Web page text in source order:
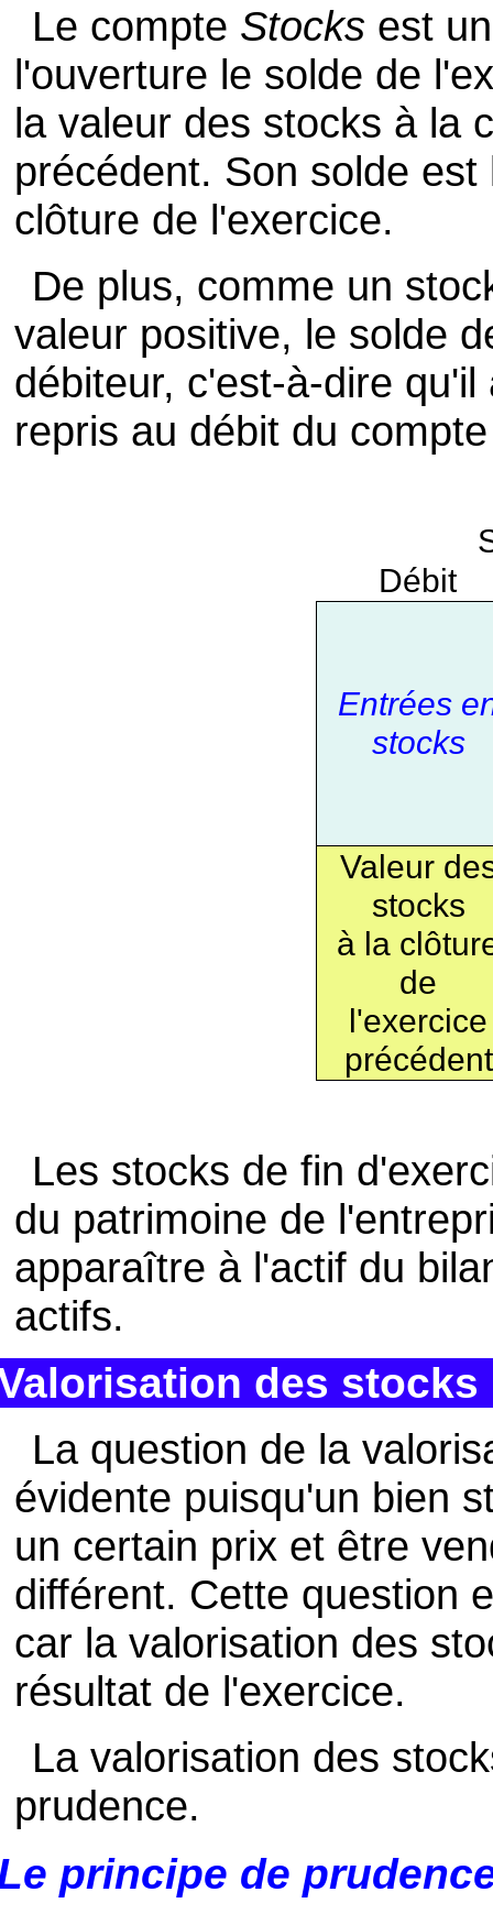
Le compte Stocks est
l'ouverture le solde de
la valeur des stocks à la
précédent. Son solde
clôture de l'exercice.
De plus, comme un
valeur positive, le solde
débiteur, c'est-à-dire
repris au débit du
Débit
Entrées
stocks
Valeur
stocks
à la
de
l'exercice
précédent
Les stocks de fin
du patrimoine de
apparaître à l'actif du
actifs.
des stocks
La question de la
évidente puisqu'un bien
un certain prix et être
différent. Cette question
car la valorisation des
résultat de l'exercice.
La valorisation des
prudence.
principe de